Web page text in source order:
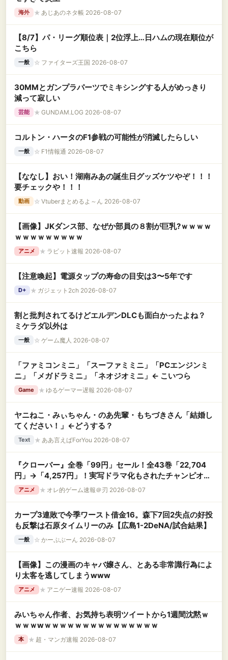
海外 ★ あじあのネタ帳 2026-08-07
【8/7】パ・リーグ順位表｜2位浮上…日ハムの現在順位が
こちら
一般 ☆ ファイターズ王国 2026-08-07
30MMとガンプラパーツでミキシングする人がめっきり
減って寂しい
芸能 ★ GUNDAM.LOG 2026-08-07
コルトン・ハータのF1参戦の可能性が消滅したらしい
一般 ☆ F1情報通 2026-08-07
【ななし】おい！湖南みあの誕生日グッズケツやぞ！！！
要チェックや！！！
動画 ☆ Vtuberまとめるよ～ん 2026-08-07
【画像】JKダンス部、なぜか部員の８割が巨乳?ｗｗｗｗ
ｗｗｗｗｗｗｗｗｗ
アニメ ★ ラビット速報 2026-08-07
【注意喚起】電源タップの寿命の目安は3〜5年です
D+ ★ ガジェット2ch 2026-08-07
割と批判されてるけどエルデンDLCも面白かったよね？
ミケラダ以外は
一般 ☆ ゲーム魔人 2026-08-07
「ファミコンミニ」「スーファミミニ」「PCエンジンミ
ニ」「メガドラミニ」「ネオジオミニ」← こいつら
Game ★ ゆるゲーマー遅報 2026-08-07
ヤニねこ・みぃちゃん・のあ先輩・もちづきさん「結婚し
てください！」←どうする？
Text ★ ああ言えばForYou 2026-08-07
『クローバー』全巻「99円」セール！全43巻「22,704
円」→「4,257円」！実写ドラマ化もされたチャンピオン
が誇る名作ヤンキー漫画！『ドロップOG』も全26巻すべ
て「99円」
アニメ ★ オレ的ゲーム速報＠刃 2026-08-07
カープ3連敗で今季ワースト借金16。森下7回2失点の好投
も反撃は石原タイムリーのみ【広島1-2DeNA/試合結果】
一般 ☆ かーぷぶーん 2026-08-07
【画像】この漫画のキャバ嬢さん、とある非常識行為によ
り太客を逃してしまうwww
アニメ ★ アニゲー速報 2026-08-07
みいちゃん作者、お気持ち表明ツイートから1週間沈黙ｗ
ｗｗｗwｗｗｗｗｗｗｗｗｗｗｗｗｗｗｗ
本 ★ 超・マンガ速報 2026-08-07